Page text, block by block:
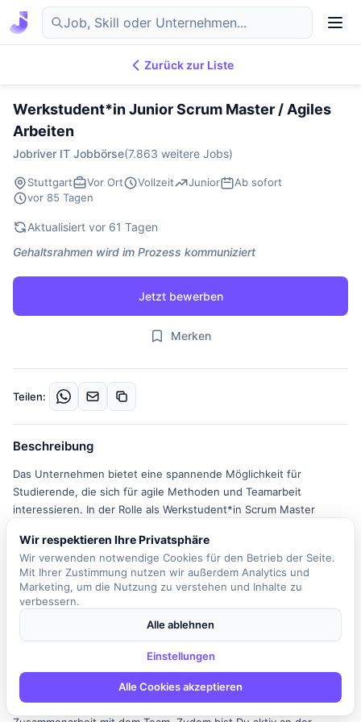
DE
Zurück zur Liste
Werkstudent*in Junior Scrum Master / Agiles
Arbeiten
Jobriver IT Jobbörse(7.863 weitere Jobs)
Stuttgart Vor Ort Vollzeit Junior
Ab sofort
vor 85 Tagen
Aktualisiert vor 61 Tagen
Gehaltsrahmen wird im Prozess kommuniziert
Jetzt bewerben
Merken
Teilen:
Beschreibung
Das Unternehmen bietet eine spannende Möglichkeit für
Studierende, die sich für agile Methoden und Teamarbeit
interessieren. In der Rolle als Werkstudent*in Scrum Master
grundlegenden Basis-Software eines zentralen Leitrechners
arbeitet. Diese Software ist entscheidend für die Funktionalität
und Zuverlässigkeit zukünftiger Fahrzeugfunktionen. Deine
Hauptaufgabe besteht darin, die Organisation und
Zusammenarbeit innerhalb des Teams zu fördern und
der Servant Leader des Teams, der die Selbstorganisation fördert
moderierst alle Scrum-Events, coachst das Team in agilen
Prinzipien und unterstützt den Product Owner bei der
Wir respektieren Ihre Privatsphäre
Wir verwenden notwendige Cookies für den Betrieb der Seite.
Mit Ihrer Zustimmung nutzen wir außerdem Analytics und
Marketing, um die Nutzung zu verstehen und Inhalte zu
verbessern.
Alle ablehnen
Einstellungen
Alle Cookies akzeptieren